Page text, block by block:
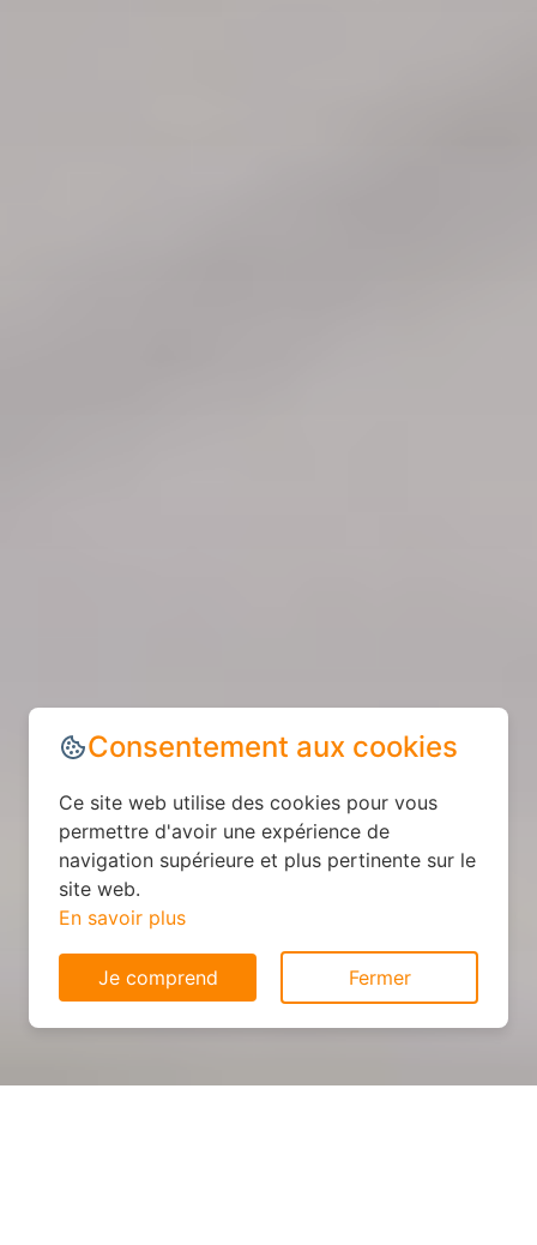
Consentement aux cookies
Ce site web utilise des cookies pour vous
permettre d'avoir une expérience de
navigation supérieure et plus pertinente sur le
site web.
En savoir plus
Je comprend Fermer